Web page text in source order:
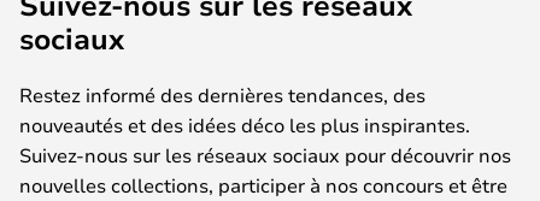
sociaux
Restez informé des dernières tendances, des
nouveautés et des idées déco les plus inspirantes.
Suivez-nous sur les réseaux sociaux pour découvrir nos
nouvelles collections, participer à nos concours et être